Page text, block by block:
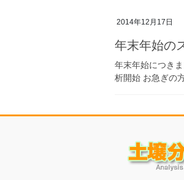
2014年12月17日
年末年始の
年末年始につき
析開始 お急ぎの